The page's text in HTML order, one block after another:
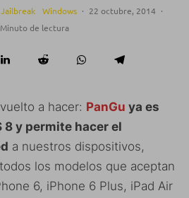
Jailbreak Windows · 22 octubre, 2014 ·
de lectura
a hacer: PanGu ya es
8 y permite hacer el
a nuestros dispositivos,
los modelos que aceptan
6, iPhone 6 Plus, iPad Air